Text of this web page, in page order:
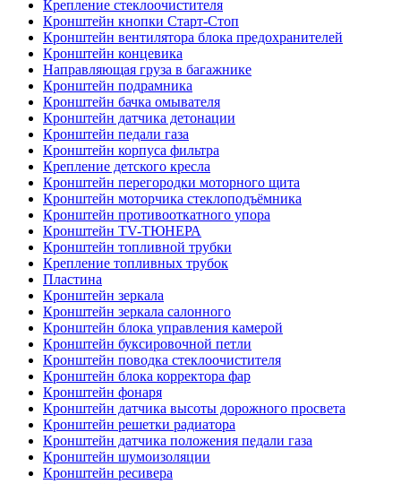
Крепление стеклоочистителя
Кронштейн кнопки Старт-Стоп
Кронштейн вентилятора блока предохранителей
Кронштейн концевика
Направляющая груза в багажнике
Кронштейн подрамника
Кронштейн бачка омывателя
Кронштейн датчика детонации
Кронштейн педали газа
Кронштейн корпуса фильтра
Крепление детского кресла
Кронштейн перегородки моторного щита
Кронштейн моторчика стеклоподъёмника
Кронштейн противооткатного упора
Кронштейн TV-ТЮНЕРА
Кронштейн топливной трубки
Крепление топливных трубок
Пластина
Кронштейн зеркала
Кронштейн зеркала салонного
Кронштейн блока управления камерой
Кронштейн буксировочной петли
Кронштейн поводка стеклоочистителя
Кронштейн блока корректора фар
Кронштейн фонаря
Кронштейн датчика высоты дорожного просвета
Кронштейн решетки радиатора
Кронштейн датчика положения педали газа
Кронштейн шумоизоляции
Кронштейн ресивера